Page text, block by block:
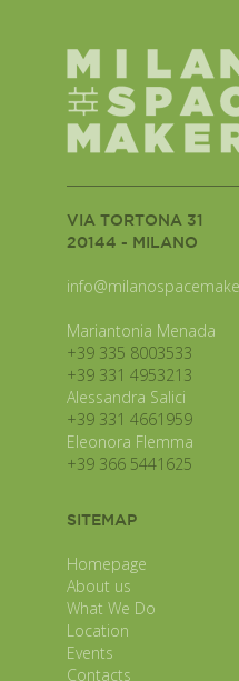
VIA TORTONA 31
20144 - MILANO
Mariantonia Menada
+39 335 8003533
+39 331 4953213
Alessandra Salici
+39 331 4661959
Eleonora Flemma
+39 366 5441625
SITEMAP
Homepage
About us
What We Do
Location
Events
Contacts